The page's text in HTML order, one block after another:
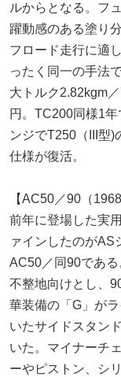
ルからとなる。フ
躍動感のある塗り
フロード走行に適
ったく同一の手法
大トルク2.82kgm
円。TC200同様1
ンジでT250（III型)
仕様が復活。
【AC50／90（1968
前年に登場した実
ァインしたのがAS
AC50／同90であ
不整地向けとし、
華装備の「G」が
いたサイドスタン
いた。マイナーチ
ーやピストン、シ